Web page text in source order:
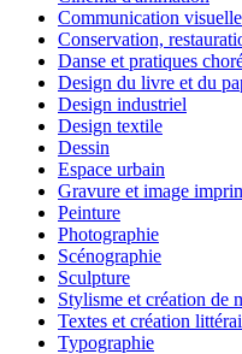
Communication
Conservation,
Danse et pratiques
Design du livre et du
Design industriel
Design textile
Dessin
Espace urbain
Gravure et image
Peinture
Photographie
Scénographie
Sculpture
Stylisme et création de
Textes et création
Typographie